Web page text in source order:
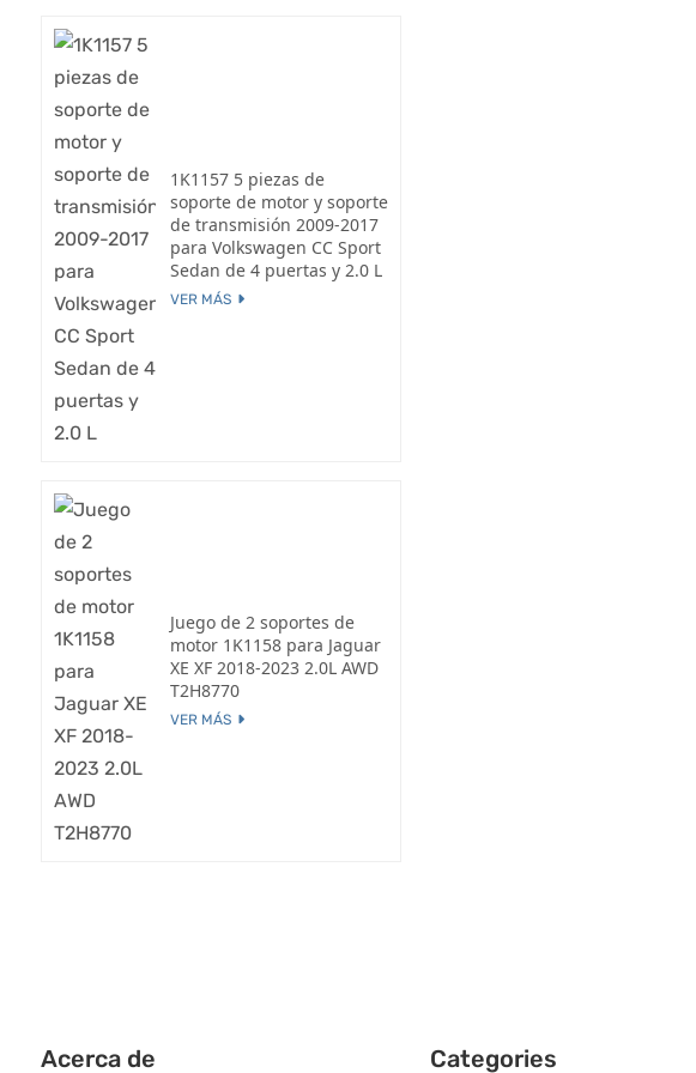
1K1157 5 piezas de
soporte de motor y soporte
de transmisión 2009-2017
para Volkswagen CC Sport
Sedan de 4 puertas y 2.0 L
VER MÁS
Juego de 2 soportes de
motor 1K1158 para Jaguar
XE XF 2018-2023 2.0L AWD
T2H8770
VER MÁS
Acerca de Categories